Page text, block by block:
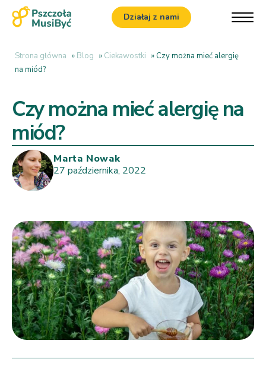
Działaj z nami
Strona główna » Blog » Ciekawostki » Czy można mieć alergię
na miód?
Czy można mieć alergię na
miód?
Marta Nowak
27 października, 2022